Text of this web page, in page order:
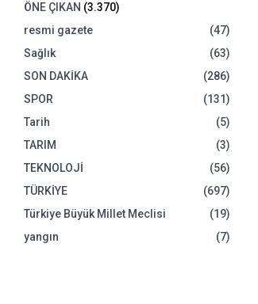
ÖNE ÇIKAN (3.370)
resmi gazete
(47)
Sağlık
(63)
SON DAKİKA
(286)
SPOR
(131)
Tarih
(5)
TARIM
(3)
TEKNOLOJİ
(56)
TÜRKİYE
(697)
Türkiye Büyük Millet Meclisi
(19)
yangın
(7)